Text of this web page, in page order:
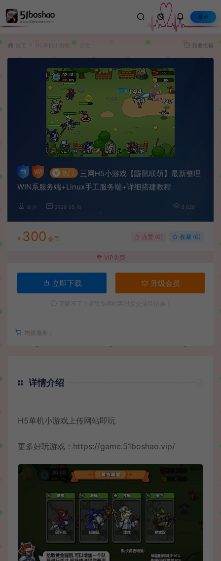
登录
H5单机小游戏 正文 我要投稿
# 热门
三网H5小游戏【鼹鼠联萌】最新整理
WIN系服务端+Linux手工服务端+详细搭建教程
波少 2026-05-10 8,826
¥ 300 金币 点赞 (0) 收藏 (0)
VIP免费
立即下载 升级会员
增值服务：
详情介绍
H5单机小游戏上传网站即玩
更多好玩游戏： https://game.51boshao.vip/